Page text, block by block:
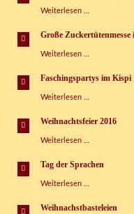
Weiterlesen …
Tag
Große
Weiterlesen …
im
Faschingspartys im Kispi
Weiterlesen …
Kispi
Weihnachtsfeier 2016
Weiterlesen …
Tag der Sprachen
Weiterlesen …
Sprachen
Weihnachstbasteleien